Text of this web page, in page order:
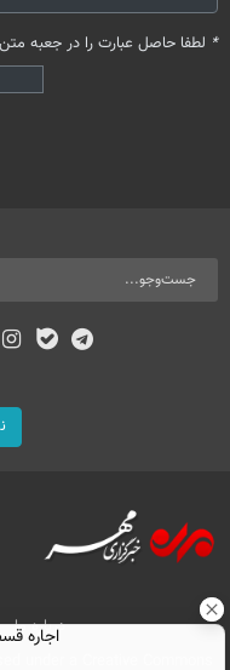
* لطفا حاصل عبارت را در جعبه متن
درباره ما
under a Creative Commons